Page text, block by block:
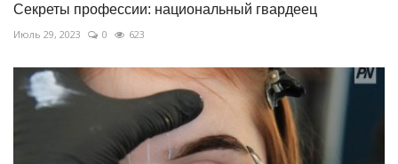
Секреты профессии: национальный гвардеец
Июль 29, 2023 0 623